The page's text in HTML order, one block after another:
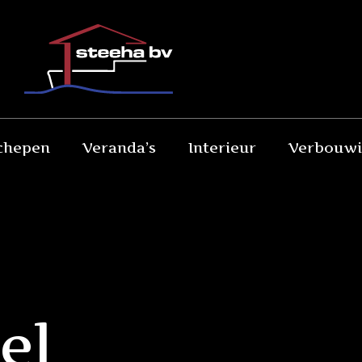
Veranda’s Interieur